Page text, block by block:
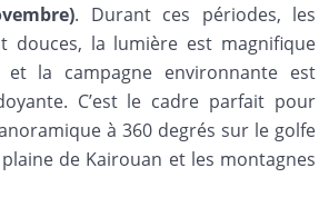
. Durant ces périodes, les
douces, la lumière est magnifique
la campagne environnante est
C’est le cadre parfait pour
à 360 degrés sur le golfe
de Kairouan et les montagnes